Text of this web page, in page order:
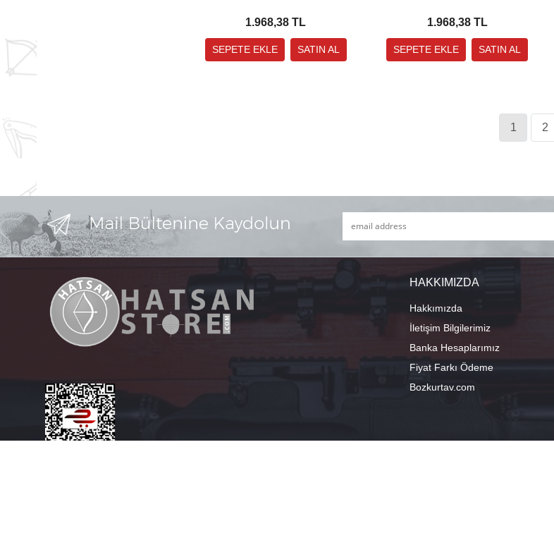
1.968,38 TL 1.968,38 TL
1 2
HAKKIMIZDA
Hakkımızda
İletişim Bilgilerimiz
Banka Hesaplarımız
Fiyat Farkı Ödeme
Bozkurtav.com